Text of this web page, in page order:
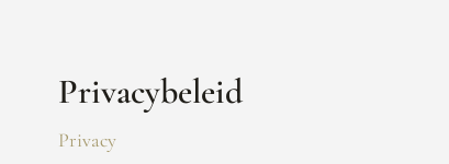
Privacybeleid
Privacy